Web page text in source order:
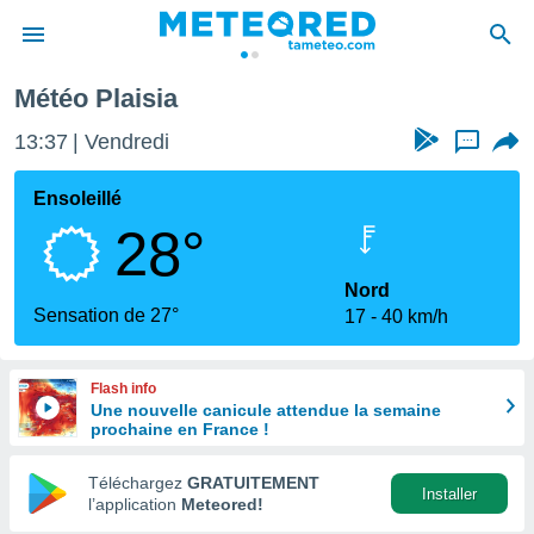
de
en
Météo Plaisia
13:37 Vendredi ...
Ensoleillé
28°
Sensation de 27°
Nord
17
40 km/h
Flash info
Une nouvelle canicule attendue la semaine
prochaine en France !
Téléchargez GRATUITEMENT
l’application Meteored!
Installer